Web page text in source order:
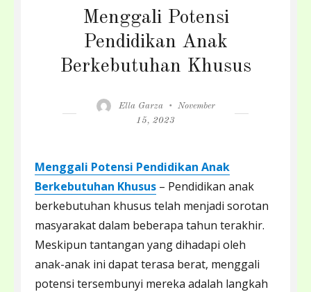
Menggali Potensi
Pendidikan Anak
Berkebutuhan Khusus
Author
Ella Garza
Posted
November
15, 2023
Menggali Potensi Pendidikan Anak
Berkebutuhan Khusus – Pendidikan anak
berkebutuhan khusus telah menjadi sorotan
masyarakat dalam beberapa tahun terakhir.
Meskipun tantangan yang dihadapi oleh
anak-anak ini dapat terasa berat, menggali
potensi tersembunyi mereka adalah langkah